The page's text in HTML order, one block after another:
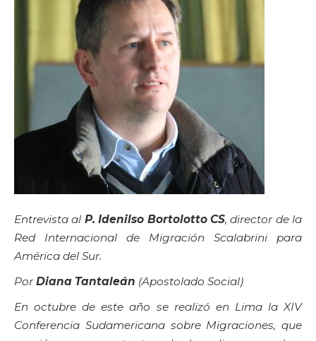
Entrevista al P. Idenilso Bortolotto CS, director de la
Red Internacional de Migración Scalabrini para
América del Sur.
PorDiana Tantaleán (Apostolado Social)
En octubre de este año se realizó en Lima la XIV
Conferencia Sudamericana sobre Migraciones, que